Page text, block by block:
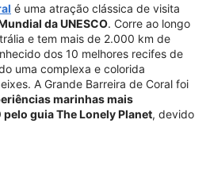
é uma atração clássica de visita
da UNESCO. Corre ao longo
e tem mais de 2.000 km de
dos 10 melhores recifes de
uma complexa e colorida
A Grande Barreira de Coral foi
marinhas mais
guia The Lonely Planet, devido